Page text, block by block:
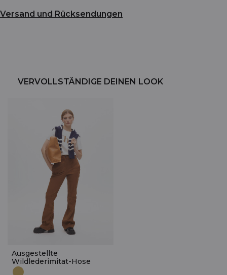
Versand und Rücksendungen
VERVOLLSTÄNDIGE DEINEN LOOK
Ausgestellte
Wildlederimitat-Hose